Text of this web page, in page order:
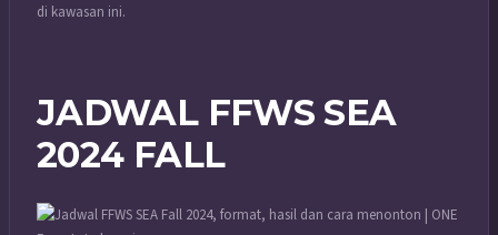
di kawasan ini.
JADWAL FFWS SEA
2024 FALL